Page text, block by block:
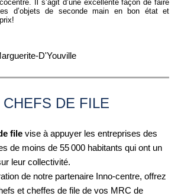
Il s’agit d’une excellente façon de faire
d’objets de seconde main en bon état et
D'Youville
DE FILE
file vise à appuyer les entreprises des
de moins de 55 000 habitants qui ont un
leur collectivité.
de notre partenaire Inno-centre, offrez
et cheffes de file de vos MRC de